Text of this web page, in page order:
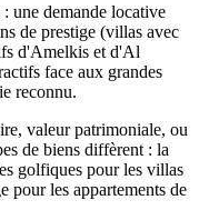
une demande locative
de prestige (villas avec
d'Amelkis et d'Al
face aux grandes
reconnu.
valeur patrimoniale, ou
de biens diffèrent : la
golfiques pour les villas
pour les appartements de